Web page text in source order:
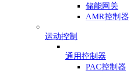
储能网关
AMR控制器
运动控制
通用控制器
PAC控制器